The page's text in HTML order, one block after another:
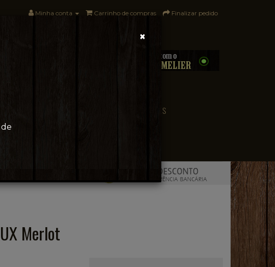
Minha conta Carrinho de compras Finalizar pedido
PAÍSES
Merlot
×